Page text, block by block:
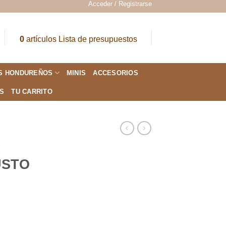
Acceder / Registrarse
0artículos Lista de presupuestos
HONDUREÑOS MINIS ACCESORIOS
TU CARRITO